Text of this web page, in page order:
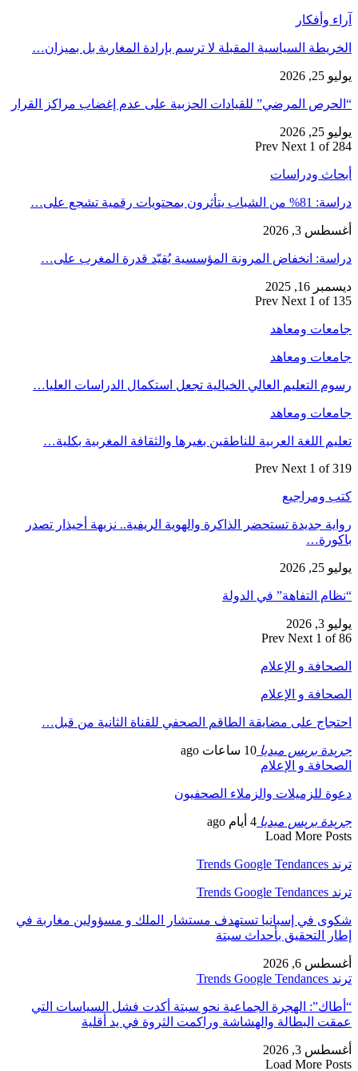
آراء وأفكار
الخريطة السياسية المقبلة لا ترسم بإرادة المغاربة بل بميزان…
يوليو 25, 2026
“الحرص المرضي” للقيادات الحزبية على عدم إغضاب مراكز القرار
يوليو 25, 2026
Prev Next 1 of 284
أبحاث ودراسات
دراسة: 81% من الشباب يتأثرون بمحتويات رقمية تشجع على…
أغسطس 3, 2026
دراسة: انخفاض المرونة المؤسسية يُقيّد قدرة المغرب على…
ديسمبر 16, 2025
Prev Next 1 of 135
جامعات ومعاهد
جامعات ومعاهد
رسوم التعليم العالي الخيالية تجعل استكمال الدراسات العليا…
جامعات ومعاهد
تعليم اللغة العربية للناطقين بغيرها والثقافة المغربية بكلية…
Prev Next 1 of 319
كتب ومراجيع
رواية جديدة تستحضر الذاكرة والهوية الريفية.. نزيهة أحيذار تصدر
باكورة…
يوليو 25, 2026
“نظام التفاهة” في الدولة
يوليو 3, 2026
Prev Next 1 of 86
الصحافة و الإعلام
الصحافة و الإعلام
احتجاج على مضايقة الطاقم الصحفي للقناة الثانية من قبل…
جريدة بريس ميديا 10 ساعات ago
الصحافة و الإعلام
دعوة للزميلات والزملاء الصحفيون
جريدة بريس ميديا 4 أيام ago
Load More Posts
ترند Trends Google Tendances
ترند Trends Google Tendances
شكوى في إسبانيا تستهدف مستشار الملك و مسؤولين مغاربة في
إطار التحقيق بأحداث سبتة
أغسطس 6, 2026
ترند Trends Google Tendances
“أطاك”: الهجرة الجماعية نحو سبتة أكدت فشل السياسات التي
عمقت البطالة والهشاشة وراكمت الثروة في يد أقلية
أغسطس 3, 2026
Load More Posts